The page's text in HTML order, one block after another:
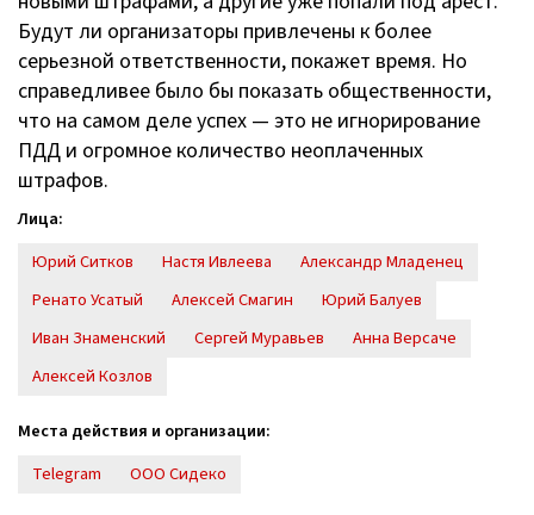
Будут ли организаторы привлечены к более
серьезной ответственности, покажет время. Но
справедливее было бы показать общественности,
что на самом деле успех — это не игнорирование
ПДД и огромное количество неоплаченных
штрафов.
Лица:
Юрий Ситков
Настя Ивлеева
Александр Младенец
Ренато Усатый
Алексей Смагин
Юрий Балуев
Иван Знаменский
Сергей Муравьев
Анна Версаче
Алексей Козлов
Места действия и организации:
Telegram
ООО Сидеко